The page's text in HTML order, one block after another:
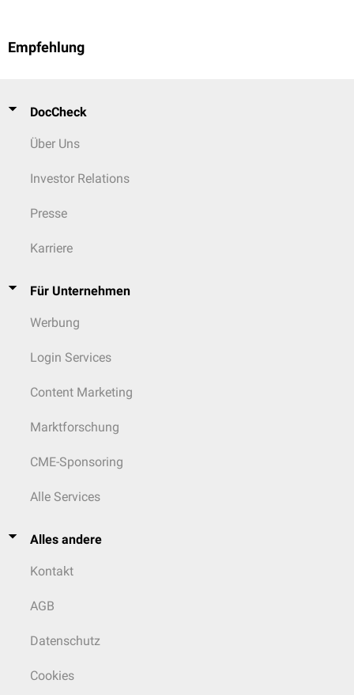
Empfehlung
DocCheck
Über Uns
Investor Relations
Presse
Karriere
Für Unternehmen
Werbung
Login Services
Content Marketing
Marktforschung
CME-Sponsoring
Alle Services
Alles andere
Kontakt
AGB
Datenschutz
Cookies